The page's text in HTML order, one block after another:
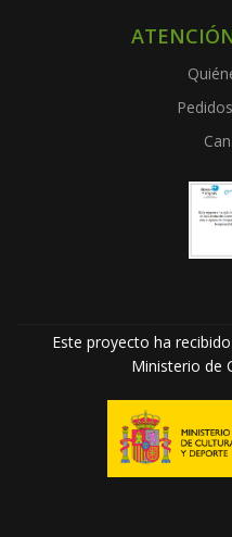
Este proyecto ha
Ministerio de